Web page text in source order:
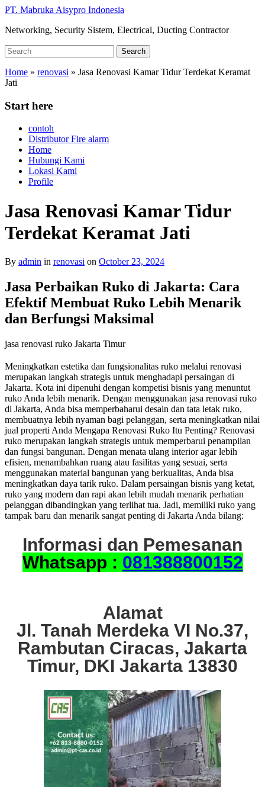
Skip
main
PT. Mabruka Aisypro Indonesia
Networking, Security Sistem, Electrical, Ducting Contractor
Search
for:
Search
Home » renovasi » Jasa Renovasi Kamar Tidur Terdekat Keramat
Jati
Start here
contoh
Distributor Fire alarm
Home
Hubungi Kami
Lokasi Kami
Profile
Jasa Renovasi Kamar Tidur
Terdekat Keramat Jati
By admin in renovasi on October 23, 2024
Jasa Perbaikan Ruko di Jakarta: Cara
Efektif Membuat Ruko Lebih Menarik
dan Berfungsi Maksimal
jasa renovasi ruko Jakarta Timur
Meningkatkan estetika dan fungsionalitas ruko melalui renovasi
merupakan langkah strategis untuk menghadapi persaingan di
Jakarta. Kota ini dipenuhi dengan kompetisi bisnis yang menuntut
ruko Anda lebih menarik. Dengan menggunakan jasa renovasi ruko
di Jakarta, Anda bisa memperbaharui desain dan tata letak ruko,
membuatnya lebih nyaman bagi pelanggan, serta meningkatkan nilai
jual properti Anda Mengapa Renovasi Ruko Itu Penting? Renovasi
ruko merupakan langkah strategis untuk memperbarui penampilan
dan fungsi bangunan. Dengan menata ulang interior agar lebih
efisien, menambahkan ruang atau fasilitas yang sesuai, serta
menggunakan material bangunan yang berkualitas, Anda bisa
meningkatkan daya tarik ruko. Dalam persaingan bisnis yang ketat,
ruko yang modern dan rapi akan lebih mudah menarik perhatian
pelanggan dibandingkan yang terlihat tua. Jadi, memiliki ruko yang
tampak baru dan menarik sangat penting di Jakarta Anda bilang:
Informasi dan Pemesanan
Whatsapp : 081388800152
Alamat
Jl. Tanah Merdeka VI No.37,
Rambutan Ciracas, Jakarta
Timur, DKI Jakarta 13830